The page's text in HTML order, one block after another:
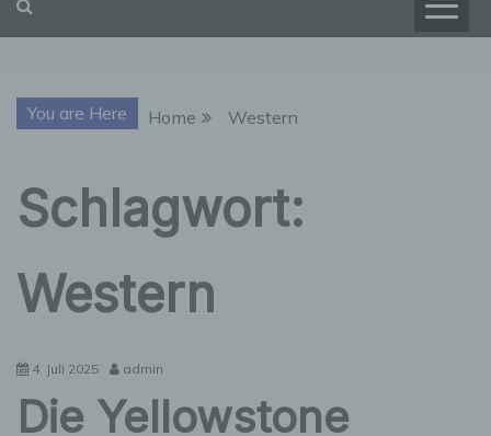
You are Here Home Western
Schlagwort:
Western
4. Juli 2025 admin
Die Yellowstone